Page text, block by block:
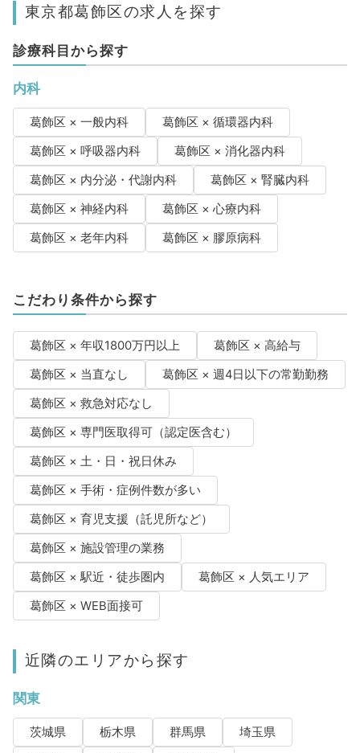
東京都葛飾区の求人を探す
診療科目から探す
内科
葛飾区 × 一般内科
葛飾区 × 循環器内科
葛飾区 × 呼吸器内科
葛飾区 × 消化器内科
葛飾区 × 内分泌・代謝内科
葛飾区 × 腎臓内科
葛飾区 × 神経内科
葛飾区 × 心療内科
葛飾区 × 老年内科
葛飾区 × 膠原病科
こだわり条件から探す
葛飾区 × 年収1800万円以上
葛飾区 × 高給与
葛飾区 × 当直なし
葛飾区 × 週4日以下の常勤勤務
葛飾区 × 救急対応なし
葛飾区 × 専門医取得可（認定医含む）
葛飾区 × 土・日・祝日休み
葛飾区 × 手術・症例件数が多い
葛飾区 × 育児支援（託児所など）
葛飾区 × 施設管理の業務
葛飾区 × 駅近・徒歩圏内
葛飾区 × 人気エリア
葛飾区 × WEB面接可
近隣のエリアから探す
関東
茨城県 栃木県 群馬県
埼玉県